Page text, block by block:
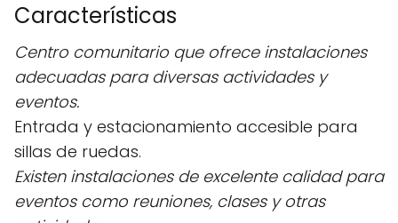
Características
Centro comunitario que ofrece instalaciones
adecuadas para diversas actividades y
eventos.
Entrada y estacionamiento accesible para
sillas de ruedas.
Existen instalaciones de excelente calidad para
eventos como reuniones, clases y otras